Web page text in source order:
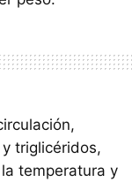
triglicéridos,
temperatura y